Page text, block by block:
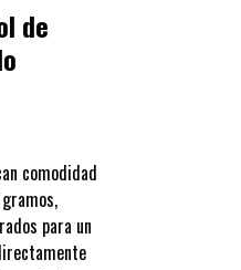
de
comodidad
para un